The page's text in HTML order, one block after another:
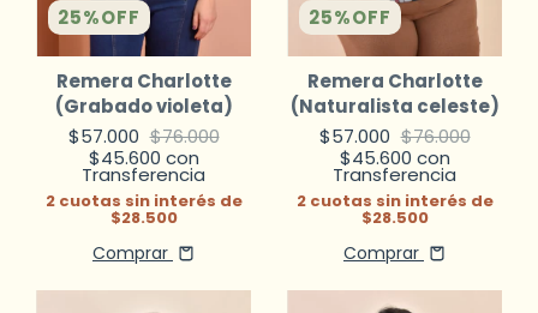
25%OFF
Remera Charlotte
(Grabado violeta)
$57.000 $76.000
$45.600 con
Transferencia
2 cuotas sin interés de
$28.500
Comprar
25%OFF
Remera Charlotte
(Naturalista celeste)
$57.000 $76.000
$45.600 con
Transferencia
2 cuotas sin interés de
$28.500
Comprar